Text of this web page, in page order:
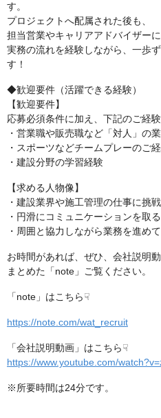
す。
プロジェクトへ配属された後も、
担当営業やキャリアアドバイザー
実務の流れを経験しながら、一歩
す！
◆歓迎要件（活躍できる経験）
【歓迎要件】
応募必須条件に加え、下記のご経
・営業職や販売職など「対人」の
・スポーツなどチームプレーのご
・建設分野の学習経験
【求める人物像】
・建設業界や施工管理の仕事に挑
・円滑にコミュニケーションを取
・周囲と協力しながら業務を進め
お時間があれば、ぜひ、会社説明
まとめた「note」ご覧ください。
「note」はこちら☟
https://note.com/wat_recruit
「会社説明動画」はこちら☟
https://www.youtube.com/
※所要時間は24分です。